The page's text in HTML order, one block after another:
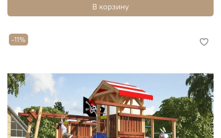
В корзину
-11%